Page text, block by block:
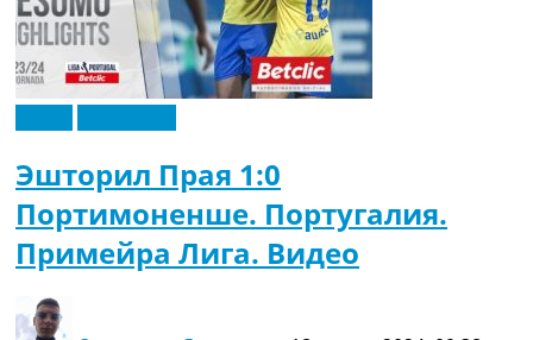
Эшторил Прая 1:0
Портимоненше. Португалия.
Примейра Лига. Видео